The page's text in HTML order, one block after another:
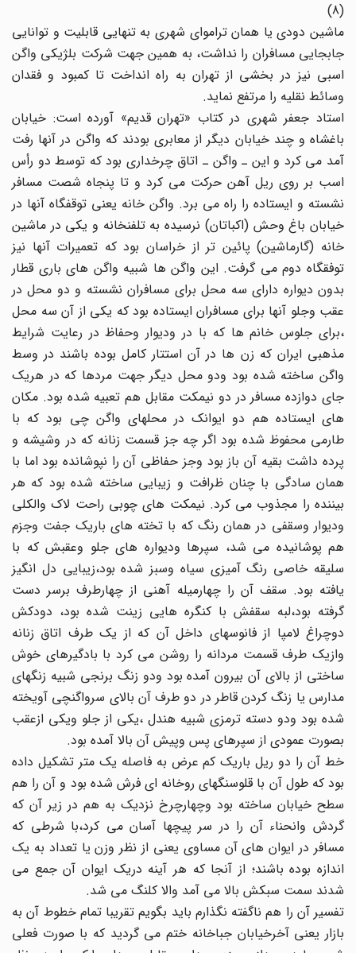
ماشین دودی یا همان تراموای شهری به تنهایی قابلیت و توانایی
جابجایی مسافران را نداشت، به همین جهت شرکت بلژیکی واگن
اسبی نیز در بخشی از تهران به راه انداخت تا کمبود و فقدان
وسائط نقلیه را مرتفع نماید.
استاد جعفر شهری در کتاب «تهران قدیم» آورده است: خیابان
باغشاه و چند خیابان دیگر از معابری بودند که واگن در آنها رفت
آمد می کرد و این ـ واگن ـ اتاق چرخداری بود که توسط دو رأس
اسب بر روی ریل آهن حرکت می کرد و تا پنجاه شصت مسافر
نشسته و ایستاده را راه می برد. واگن خانه یعنی توقفگاه آنها در
خیابان باغ وحش (اکباتان) نرسیده به تلفنخانه و یکی در ماشین
خانه (گارماشین) پائین تر از خراسان بود که تعمیرات آنها نیز
توفقگاه دوم می گرفت. این واگن ها شبیه واگن های باری قطار
بدون دیواره دارای سه محل برای مسافران نشسته و دو محل در
عقب وجلو آنها برای مسافران ایستاده بود که یکی از آن سه محل
،برای جلوس خانم ها که با در ودیوار وحفاظ در رعایت شرایط
مذهبی ایران که زن ها در آن استتار کامل بوده باشند در وسط
واگن ساخته شده بود ودو محل دیگر جهت مردها که در هریک
جای دوازده مسافر در دو نیمکت مقابل هم تعبیه شده بود. مکان
های ایستاده هم دو ایوانک در محلهای واگن چی بود که با
طارمی محفوظ شده بود اگر چه جز قسمت زنانه که در وشیشه و
پرده داشت بقیه آن باز بود وجز حفاظی آن را نپوشانده بود اما با
همان سادگی با چنان ظرافت و زیبایی ساخته شده بود که هر
بیننده را مجذوب می کرد. نیمکت های چوبی راحت لاک والکلی
ودیوار وسقفی در همان رنگ که با تخته های باریک جفت وجزم
هم پوشانیده می شد، سپرها ودیواره های جلو وعقبش که با
سلیقه خاصی رنگ آمیزی سیاه وسبز شده بود،زیبایی دل انگیز
یافته بود. سقف آن را چهارمیله آهنی از چهارطرف برسر دست
گرفته بود،لبه سقفش با کنگره هایی زینت شده بود، دودکش
دوچراغ لامپا از فانوسهای داخل آن که از یک طرف اتاق زنانه
وازیک طرف قسمت مردانه را روشن می کرد با بادگیرهای خوش
ساختی از بالای آن بیرون آمده بود ودو زنگ برنجی شبیه زنگهای
مدارس یا زنگ کردن قاطر در دو طرف آن بالای سرواگنچی آویخته
شده بود ودو دسته ترمزی شبیه هندل ،یکی از جلو ویکی ازعقب
بصورت عمودی از سپرهای پس وپیش آن بالا آمده بود.
خط آن را دو ریل باریک کم عرض به فاصله یک متر تشکیل داده
بود که طول آن با قلوسنگهای روخانه ای فرش شده بود و آن را هم
سطح خیابان ساخته بود وچهارچرخ نزدیک به هم در زیر آن که
گردش وانحناء آن را در سر پیچها آسان می کرد،با شرطی که
مسافر در ایوان های آن مساوی یعنی از نظر وزن یا تعداد به یک
اندازه بوده باشند؛ از آنجا که هر آینه دریک ایوان آن جمع می
شدند سمت سبکش بالا می آمد والا کلنگ می شد.
تفسیر آن را هم ناگفته نگذارم باید بگویم تقریبا تمام خطوط آن به
بازار یعنی آخرخیابان جباخانه ختم می گردید که با صورت فعلی